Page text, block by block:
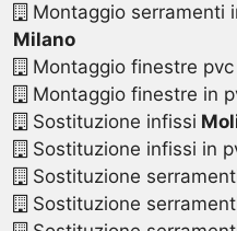
Montaggio serramenti
Milano
Montaggio finestre pvc
Montaggio finestre in
Sostituzione infissi
Sostituzione infissi in
Sostituzione
Sostituzione